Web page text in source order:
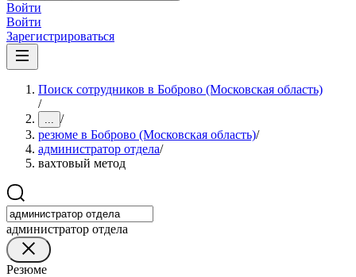
Войти
Войти
Зарегистрироваться
Поиск сотрудников в Боброво (Московская область)
/
... /
резюме в Боброво (Московская область)/
администратор отдела/
вахтовый метод
администратор отдела
Резюме